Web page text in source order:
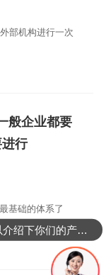
部机构进行一次
般企业都要
行
基础的体系了
有像9...
可以介绍下你们的产品么？